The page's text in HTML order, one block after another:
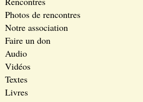
Photos de rencontres
Notre association
Faire un don
Audio
Vidéos
Textes
Livres